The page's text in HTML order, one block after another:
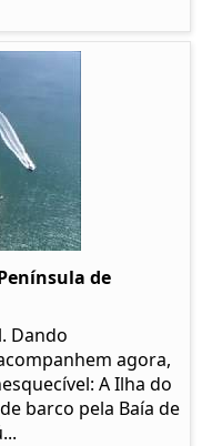
de
Dando
agora,
A Ilha do
barco pela Baía de